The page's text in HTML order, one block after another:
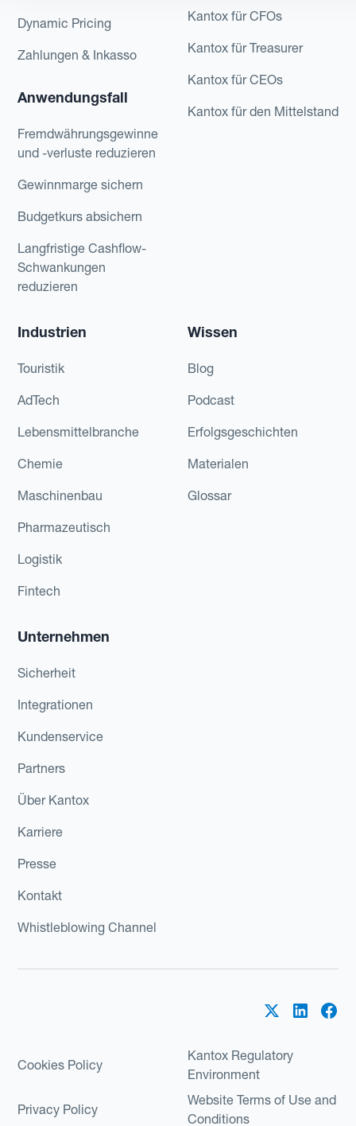
Dynamic Pricing
Zahlungen & Inkasso
Anwendungsfall
Fremdwährungsgewinne
und -verluste reduzieren
Gewinnmarge sichern
Budgetkurs absichern
Langfristige Cashflow-
Schwankungen
reduzieren
Kantox für CFOs
Kantox für Treasurer
Kantox für CEOs
Kantox für den Mittelstand
Industrien
Touristik
AdTech
Lebensmittelbranche
Chemie
Maschinenbau
Pharmazeutisch
Logistik
Fintech
Wissen
Blog
Podcast
Erfolgsgeschichten
Materialen
Glossar
Unternehmen
Sicherheit
Integrationen
Kundenservice
Partners
Über Kantox
Karriere
Presse
Kontakt
Whistleblowing Channel
Cookies Policy
Kantox Regulatory
Environment
Privacy Policy
Website Terms of Use and
Conditions